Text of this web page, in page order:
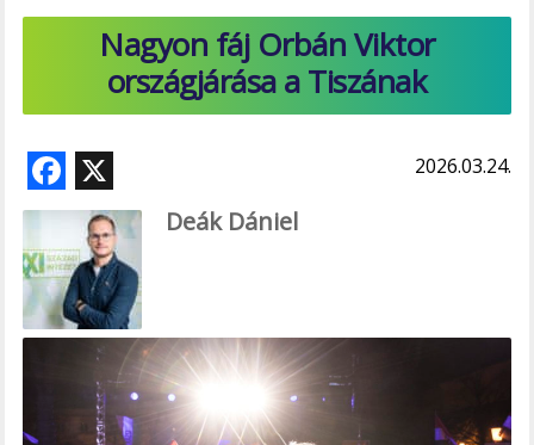
Nagyon fáj Orbán Viktor
országjárása a Tiszának
F
ac
e
b
o
2026.03.24.
Deák Dániel